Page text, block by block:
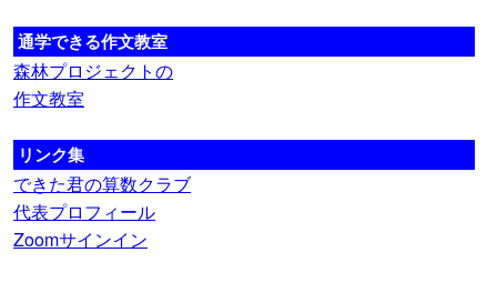
通学できる作文教室
森林プロジェクトの
作文教室
リンク集
できた君の算数クラブ
代表プロフィール
Zoomサインイン